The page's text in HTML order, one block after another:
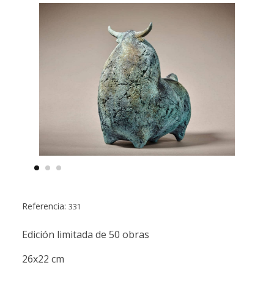
Referencia: 331
Edición limitada de 50 obras
26x22 cm